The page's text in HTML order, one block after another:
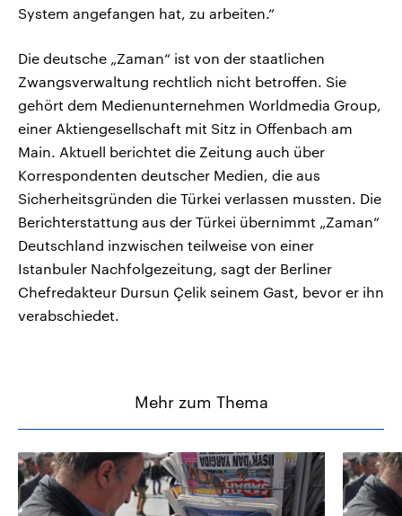
System angefangen hat, zu arbeiten.“
Die deutsche „Zaman“ ist von der staatlichen
Zwangsverwaltung rechtlich nicht betroffen. Sie
gehört dem Medienunternehmen Worldmedia Group,
einer Aktiengesellschaft mit Sitz in Offenbach am
Main. Aktuell berichtet die Zeitung auch über
Korrespondenten deutscher Medien, die aus
Sicherheitsgründen die Türkei verlassen mussten. Die
Berichterstattung aus der Türkei übernimmt „Zaman“
Deutschland inzwischen teilweise von einer
Istanbuler Nachfolgezeitung, sagt der Berliner
Chefredakteur Dursun Çelik seinem Gast, bevor er ihn
verabschiedet.
Mehr zum Thema